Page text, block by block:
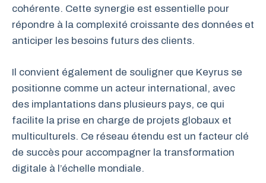
cohérente. Cette synergie est essentielle pour
répondre à la complexité croissante des données et
anticiper les besoins futurs des clients.
Il convient également de souligner que Keyrus se
positionne comme un acteur international, avec
des implantations dans plusieurs pays, ce qui
facilite la prise en charge de projets globaux et
multiculturels. Ce réseau étendu est un facteur clé
de succès pour accompagner la transformation
digitale à l’échelle mondiale.